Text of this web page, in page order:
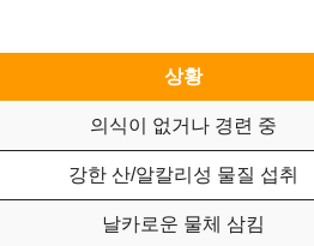
상황
의식이 없거나 경련 중
강한 산/알칼리성 물질 섭취
날카로운 물체 삼킴